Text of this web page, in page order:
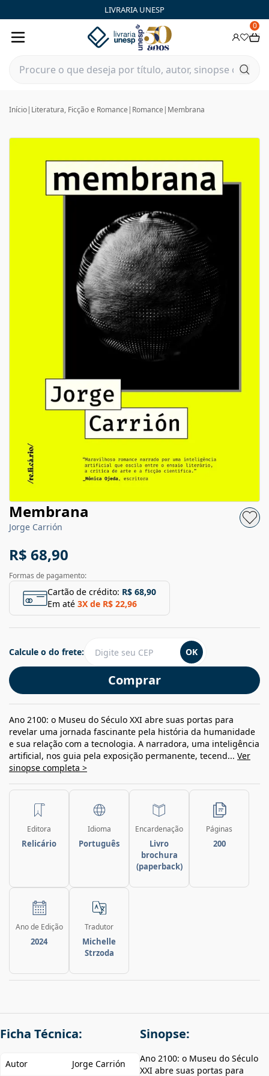
LIVRARIA UNESP
0
Início| Literatura, Ficção e Romance | Romance | Membrana
Membrana
Jorge Carrión
R$ 68,90
Formas de pagamento:
Cartão de crédito: R$ 68,90
Em até 3X de R$ 22,96
Comprar
Calcule o do frete: OK
Ano 2100: o Museu do Século XXI abre suas portas para
revelar uma jornada fascinante pela história da humanidade
e sua relação com a tecnologia. A narradora, uma inteligência
artificial, nos guia pela exposição permanente, tecend... Ver
sinopse completa >
Editora
Relicário
Idioma
Português
Encardenação
Livro
brochura
(paperback)
Páginas
200
Ano de Edição
2024
Tradutor
Michelle
Strzoda
Ficha Técnica:
Autor Jorge Carrión
Sinopse:
Ano 2100: o Museu do Século
XXI abre suas portas para